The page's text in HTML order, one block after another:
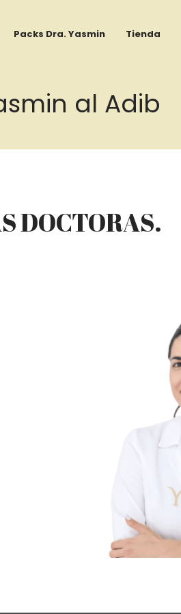
Packs Dra. Yasmin Tienda
al Adib
DOCTORAS.